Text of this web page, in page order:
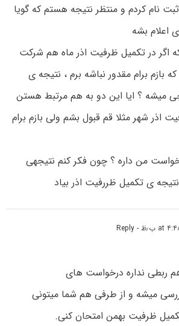
نام کردم و منتظر نتیجه هستم که گویا
اعلام بشه
اگر در تکمیل ظرفیت اذر ماه هم شرکت
بازم برام مقدور نباشه برم ، نتیجه ی
میشه ؟ ایا این دو به هم مرتبط هستن
اذر شهر مثلا قم قبول بشم ولی بازم برام
من داره ؟ چون فکر کنم نتیجهی
ی تکمیل ظررفیت اذر بیاد
- Reply
ربطی نداره درخواست های
میشه و از طرفی هم شما میتونی
ظرفیت بهمن امتحان کنی.